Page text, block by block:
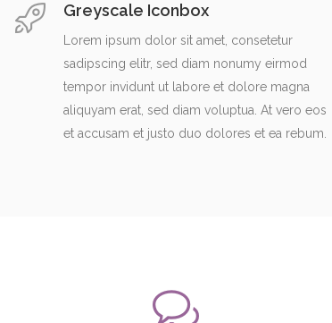
Greyscale Iconbox
Lorem ipsum dolor sit amet, consetetur
sadipscing elitr, sed diam nonumy eirmod
tempor invidunt ut labore et dolore magna
aliquyam erat, sed diam voluptua. At vero eos
et accusam et justo duo dolores et ea rebum.